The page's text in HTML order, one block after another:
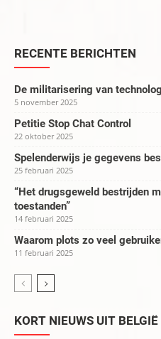
RECENTE BERICHTEN
De militarisering van
5 november 2025
Petitie Stop Chat Control
22 oktober 2025
Spelenderwijs je gegevens
25 februari 2025
“Het drugsgeweld bestrijden
toestanden”
14 februari 2025
Waarom plots zo veel
11 februari 2025
KORT NIEUWS UIT BELGIË